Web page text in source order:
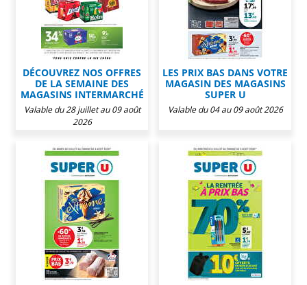
DÉCOUVREZ NOS OFFRES
DE LA SEMAINE DES
MAGASINS INTERMARCHÉ
Valable du 28 juillet au 09 août
2026
LES PRIX BAS DANS VOTRE
MAGASIN DES MAGASINS
SUPER U
Valable du 04 au 09 août 2026